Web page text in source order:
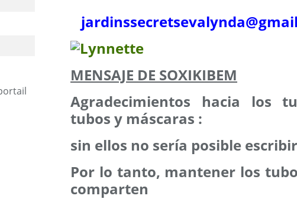
jardinssecretse
MENSAJE DE SOXIKIBEM
Agradecimientos hacia los
tubos y máscaras :
sin ellos no sería posible
Por lo tanto, mantener los
comparten